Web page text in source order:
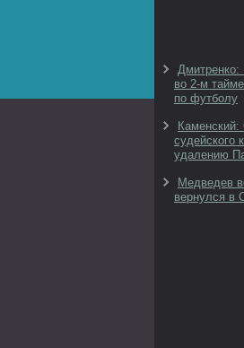
Дмитренко:
во 2-м
по футболу
судейского
удалению
Медведев
вернулся в